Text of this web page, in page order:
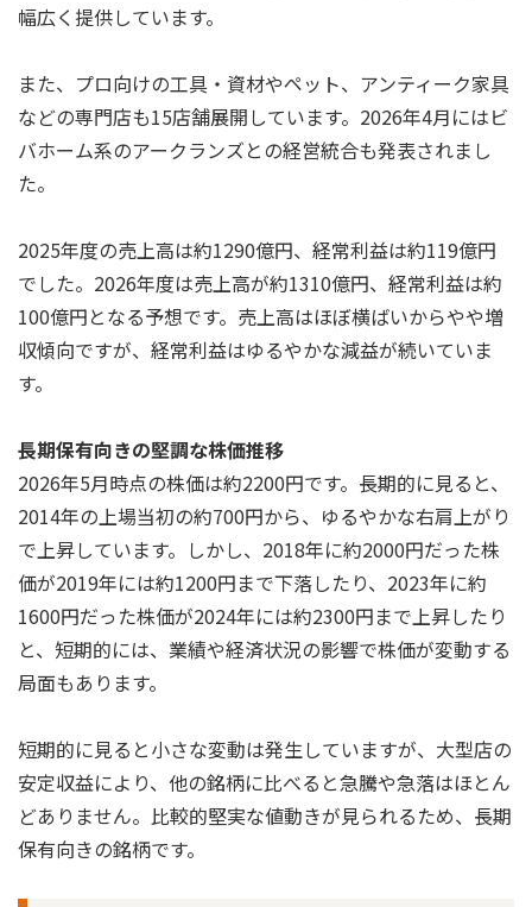
幅広く提供しています。
また、プロ向けの工具・資材やペット、アンティーク家具
などの専門店も15店舗展開しています。2026年4月にはビ
バホーム系のアークランズとの経営統合も発表されまし
た。
2025年度の売上高は約1290億円、経常利益は約119億円
でした。2026年度は売上高が約1310億円、経常利益は約
100億円となる予想です。売上高はほぼ横ばいからやや増
収傾向ですが、経常利益はゆるやかな減益が続いていま
す。
長期保有向きの堅調な株価推移
2026年5月時点の株価は約2200円です。長期的に見ると、
2014年の上場当初の約700円から、ゆるやかな右肩上がり
で上昇しています。しかし、2018年に約2000円だった株
価が2019年には約1200円まで下落したり、2023年に約
1600円だった株価が2024年には約2300円まで上昇したり
と、短期的には、業績や経済状況の影響で株価が変動する
局面もあります。
短期的に見ると小さな変動は発生していますが、大型店の
安定収益により、他の銘柄に比べると急騰や急落はほとん
どありません。比較的堅実な値動きが見られるため、長期
保有向きの銘柄です。